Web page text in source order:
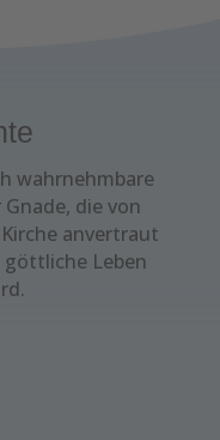
wahrnehmbare
die von
anvertraut
Leben